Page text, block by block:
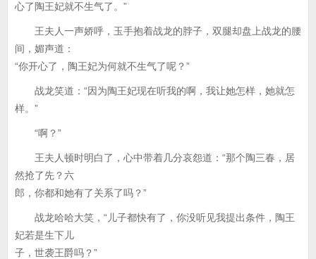
心了陶王妃就不生气了。”
王夫人一声娇呼，玉手抱着战龙的脖子，双腿却盘上战龙的腰
间，媚声道：
“你开心了，陶王妃为何就不生气了呢？”
战龙笑道：“因为陶王妃现在听我的啊，我让她怎样，她就怎
样。”
“啊？”
王夫人顿时明白了，心中带着几分哀怨道：“那个陶三春，居
然抢了先？六
郎，你都和她有了关系了吗？”
战龙哈哈大笑，“儿子都快有了，你没听见我提出条件，陶王
妃若是生下儿
子，世袭王爵吗？”